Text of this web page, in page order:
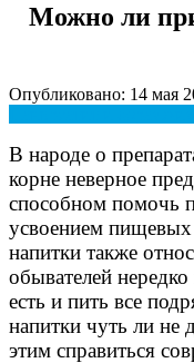
Можно ли
Опубликовано: 14 мая
В народе о
корне неверное
способном помочь
усвоением
напитки также
обывателей
есть и пить все
напитки чуть ли не
этим справиться